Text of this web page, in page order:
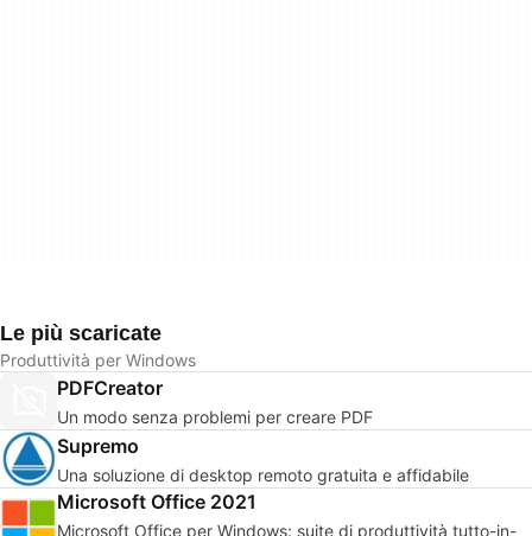
Le più scaricate
Produttività per Windows
PDFCreator
Un modo senza problemi per creare PDF
Supremo
Una soluzione di desktop remoto gratuita e affidabile
Microsoft Office 2021
Microsoft Office per Windows: suite di produttività tutto-in-